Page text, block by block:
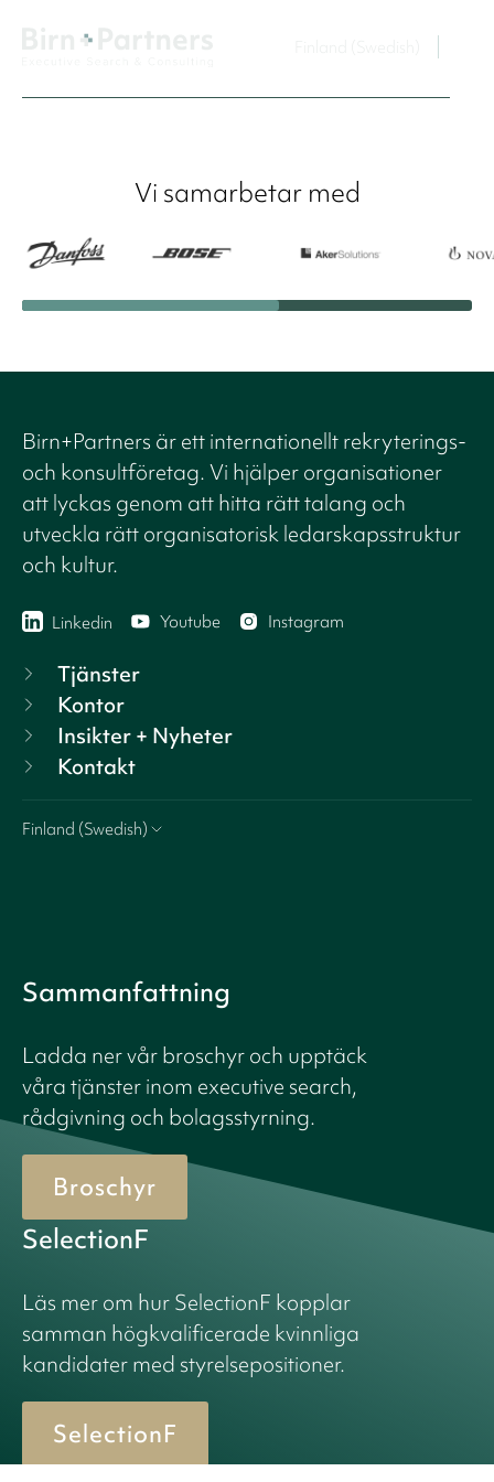
Vi samarbetar med
Birn+Partners är ett internationellt rekryterings-
och konsultföretag. Vi hjälper organisationer
att lyckas genom att hitta rätt talang och
utveckla rätt organisatorisk ledarskapsstruktur
och kultur.
Linkedin Youtube Instagram
Tjänster
Kontor
Insikter + Nyheter
Kontakt
Finland (Swedish)
Sammanfattning
Ladda ner vår broschyr och upptäck
våra tjänster inom executive search,
rådgivning och bolagsstyrning.
Broschyr
SelectionF
Läs mer om hur SelectionF kopplar
samman högkvalificerade kvinnliga
kandidater med styrelsepositioner.
SelectionF